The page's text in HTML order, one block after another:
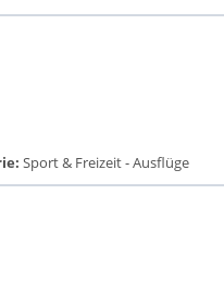
Sport & Freizeit - Ausflüge